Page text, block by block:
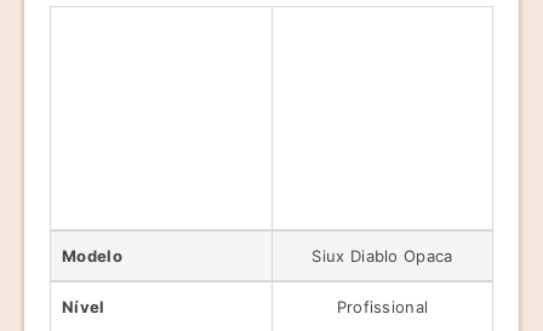
Modelo Siux Diablo Opaca
Nível Profissional